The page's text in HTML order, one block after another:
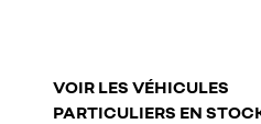
VOIR LES VÉHICULES
PARTICULIERS EN